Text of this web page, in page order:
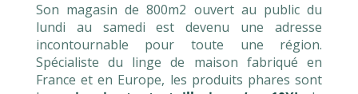
Son magasin de 800m2 ouvert au public du
lundi au samedi est devenu une adresse
incontournable pour toute une région.
Spécialiste du linge de maison fabriqué en
France et en Europe, les produits phares sont